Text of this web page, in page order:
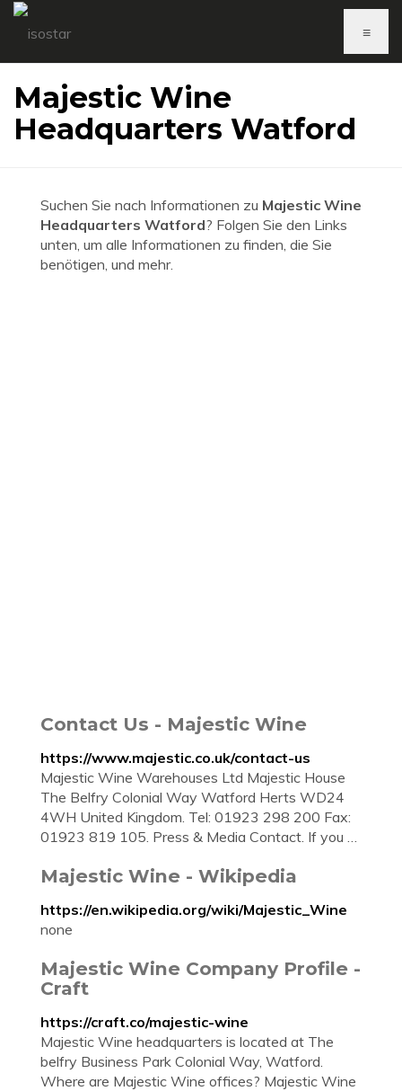
≡
Majestic Wine
Headquarters Watford
Suchen Sie nach Informationen zu Majestic Wine
Headquarters Watford? Folgen Sie den Links
unten, um alle Informationen zu finden, die Sie
benötigen, und mehr.
Contact Us - Majestic Wine
https://www.majestic.co.uk/contact-us
Majestic Wine Warehouses Ltd Majestic House
The Belfry Colonial Way Watford Herts WD24
4WH United Kingdom. Tel: 01923 298 200 Fax:
01923 819 105. Press & Media Contact. If you …
Majestic Wine - Wikipedia
https://en.wikipedia.org/wiki/Majestic_Wine
none
Majestic Wine Company Profile -
Craft
https://craft.co/majestic-wine
Majestic Wine headquarters is located at The
belfry Business Park Colonial Way, Watford.
Where are Majestic Wine offices? Majestic Wine